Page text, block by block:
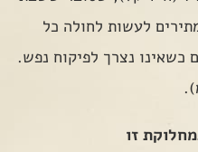
לעשות לחולה כל
כשאינו נצרך לפיקוח נפש.
זו